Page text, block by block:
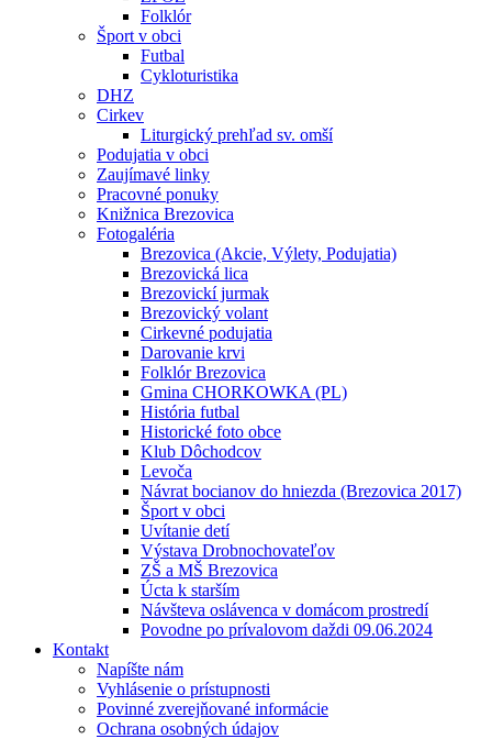
Folklór
Šport v obci
Futbal
Cykloturistika
DHZ
Cirkev
Liturgický prehľad sv. omší
Podujatia v obci
Zaujímavé linky
Pracovné ponuky
Knižnica Brezovica
Fotogaléria
Brezovica (Akcie, Výlety, Podujatia)
Brezovická lica
Brezovickí jurmak
Brezovický volant
Cirkevné podujatia
Darovanie krvi
Folklór Brezovica
Gmina CHORKOWKA (PL)
História futbal
Historické foto obce
Klub Dôchodcov
Levoča
Návrat bocianov do hniezda (Brezovica 2017)
Šport v obci
Uvítanie detí
Výstava Drobnochovateľov
ZŠ a MŠ Brezovica
Úcta k starším
Návšteva oslávenca v domácom prostredí
Povodne po prívalovom daždi 09.06.2024
Kontakt
Napíšte nám
Vyhlásenie o prístupnosti
Povinné zverejňované informácie
Ochrana osobných údajov